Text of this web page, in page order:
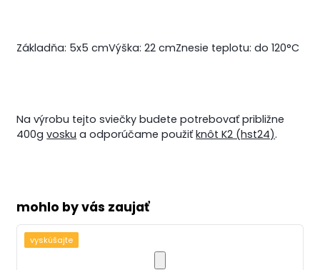
Základňa: 5x5 cmVýška: 22 cmZnesie teplotu: do 120°C
Na výrobu tejto sviečky budete potrebovať približne
400gvosku a odporúčame použiťknôt K2 (hst24).
mohlo by vás zaujať
vyskúšajte